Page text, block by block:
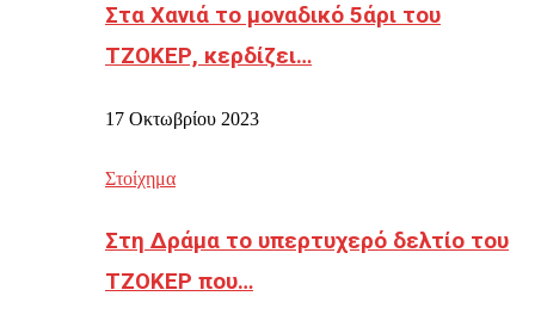
Στα Χανιά το μοναδικό 5άρι του
ΤΖΟΚΕΡ, κερδίζει…
17 Οκτωβρίου 2023
Στοίχημα
Στη Δράμα το υπερτυχερό δελτίο του
ΤΖΟΚΕΡ που…